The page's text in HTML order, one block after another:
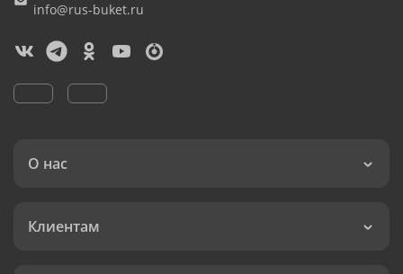
info@rus-buket.ru
О нас
Клиентам